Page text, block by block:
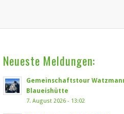
Neueste Meldungen:
Gemeinschaftstour
Blaueishütte
7. August 2026 - 13:02